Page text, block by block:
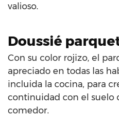
valioso.
Doussié
Con su color rojizo, el
apreciado en todas las
incluida la cocina, para
continuidad con el suelo
comedor.